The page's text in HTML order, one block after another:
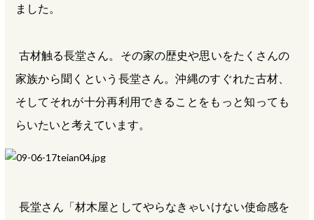
ました。
古材触る長堂さん。その家の歴史や思いをたくさんの
家族から聞くという長堂さん。沖縄のすぐれた古材、
そしてそれが十分再利用できることをもっと知っても
らいたいと考えています。
長堂さん「材木屋としてやらなきゃいけない使命感を